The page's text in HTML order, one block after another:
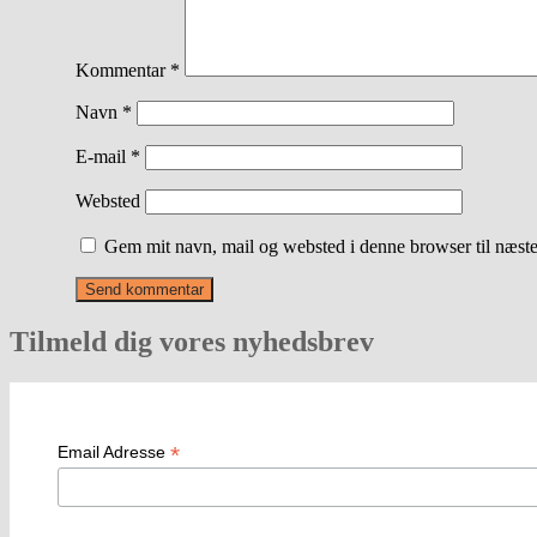
Kommentar *
Navn *
E-mail *
Websted
Gem mit navn, mail og websted i denne browser til
Tilmeld dig vores nyhedsbrev
Email Adresse *